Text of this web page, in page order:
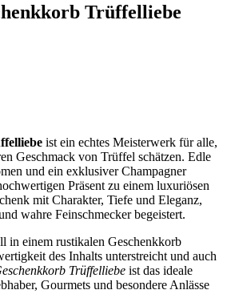
Trüffelliebe
ist ein echtes Meisterwerk für alle,
Geschmack von Trüffel schätzen. Edle
und ein exklusiver Champagner
Präsent zu einem luxuriösen
mit Charakter, Tiefe und Eleganz,
wahre Feinschmecker begeistert.
in einem rustikalen Geschenkkorb
des Inhalts unterstreicht und auch
Trüffelliebe ist das ideale
Gourmets und besondere Anlässe